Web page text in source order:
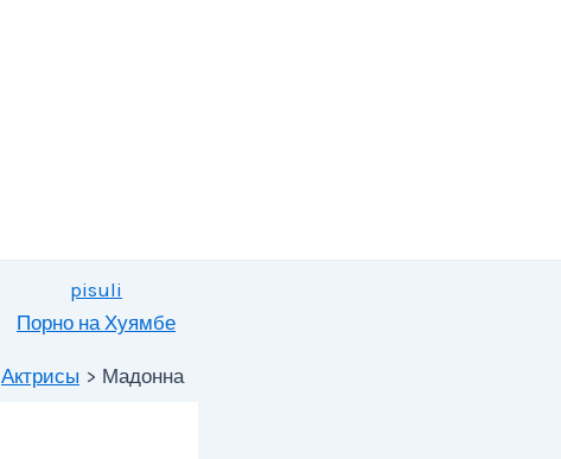
pisuli
Порно на Хуямбе
Актрисы Мадонна